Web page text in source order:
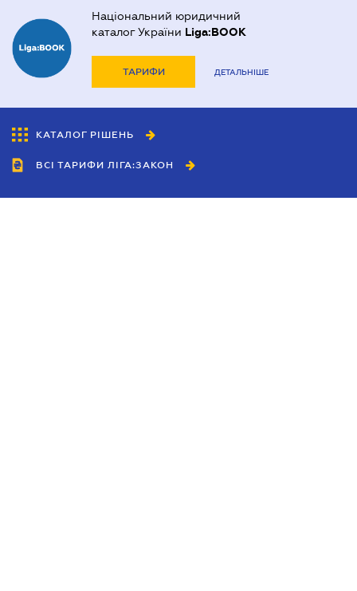
Національний юридичний
каталог України Liga:BOOK
ТАРИФИ ДЕТАЛЬНІШЕ
КАТАЛОГ РІШЕНЬ
ВСІ ТАРИФИ ЛІГА:ЗАКОН